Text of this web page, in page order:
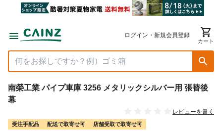
ログイン・新規会員登録
カート
南榮工業 パイプ車庫 3256 メタリックシルバー用 張替後
幕
レビューを書く
受注手配品 配送で取寄せ可 店舗受取で取寄せ可